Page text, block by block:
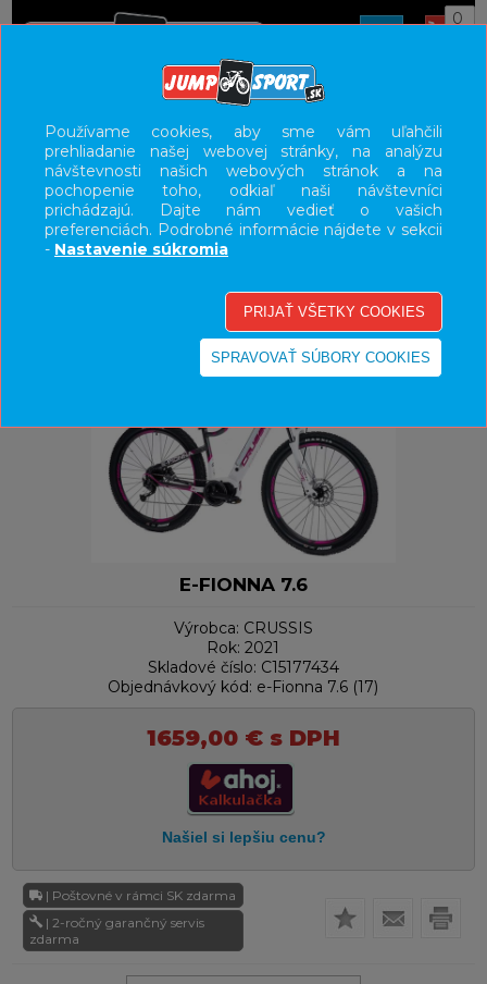
0
E-BIKE HORSKÉ HARDTAIL, PEVNÉ
UŽÍVATEĽSKÝ PANEL
KATEGÓRIE
VÝPREDAJ - VŠETKO
E-FIONNA 7.6
Výrobca: CRUSSIS
Rok: 2021
Skladové číslo: C15177434
Objednávkový kód: e-Fionna 7.6 (17)
1659,00 € s DPH
| Poštovné v rámci SK zdarma
| 2-ročný garančný servis
zdarma
Používame cookies, aby sme vám uľahčili
prehliadanie našej webovej stránky, na analýzu
návštevnosti našich webových stránok a na
pochopenie toho, odkiaľ naši návštevníci
prichádzajú. Dajte nám vedieť o vašich
preferenciách. Podrobné informácie nájdete v sekcii
- Nastavenie súkromia